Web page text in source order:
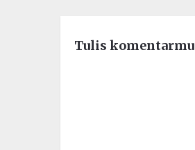
Tulis komentarmu